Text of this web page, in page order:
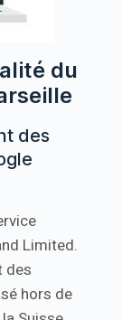
du
des
Limited.
des
hors de